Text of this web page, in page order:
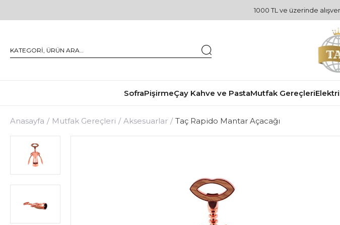
1000 TL ve üzerinde
SofraPişirmeÇay Kahve ve PastaMutfak Gereçleri
Anasayfa Mutfak Gereçleri Aksesuarlar Taç Rapido Mantar Açacağı